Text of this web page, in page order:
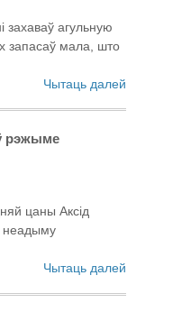
захаваў агульную
запасаў мала, што
Чытаць далей
рэжыме
цаны Аксід
неадыму
Чытаць далей